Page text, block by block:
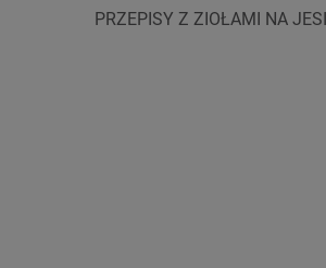
PRZEPISY Z ZIOŁAMI NA